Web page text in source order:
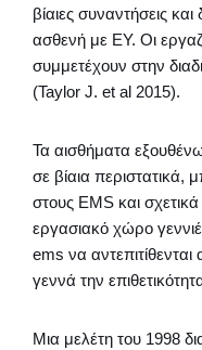
βίαιες συναντήσεις
ασθενή με ΕΥ. Οι
συμμετέχουν στην
(Taylor J. et al 2015).
Τα αισθήματα
σε βίαια περιστατικά,
στους EMS και
εργασιακό χώρο
ems να αντεπιτίθενται
γεννά την
Μια μελέτη του 1998